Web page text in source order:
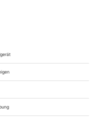
too late and his body
one of Portugal’s
to criticism with
Portuguese “fado“ with